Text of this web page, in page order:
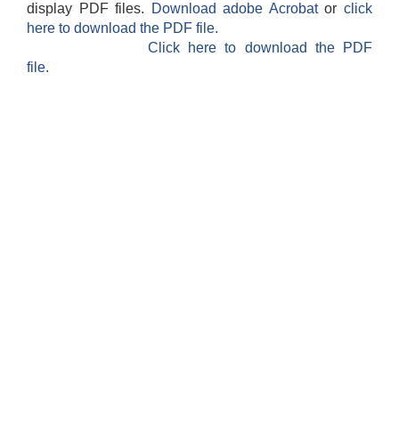
display PDF files.
Download adobe Acrobatorclick
here to download the PDF file.
Click here to download the PDF
file.